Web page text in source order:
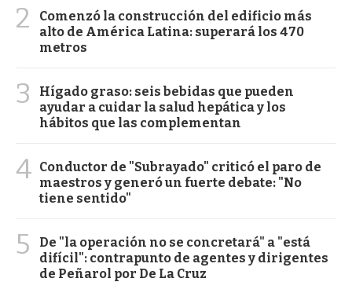
2
Comenzó la construcción del edificio más
alto de América Latina: superará los 470
metros
3
Hígado graso: seis bebidas que pueden
ayudar a cuidar la salud hepática y los
hábitos que las complementan
4 Conductor de "Subrayado" criticó el paro de
maestros y generó un fuerte debate: "No
tiene sentido"
5
De "la operación no se concretará" a "está
difícil": contrapunto de agentes y dirigentes
de Peñarol por De La Cruz